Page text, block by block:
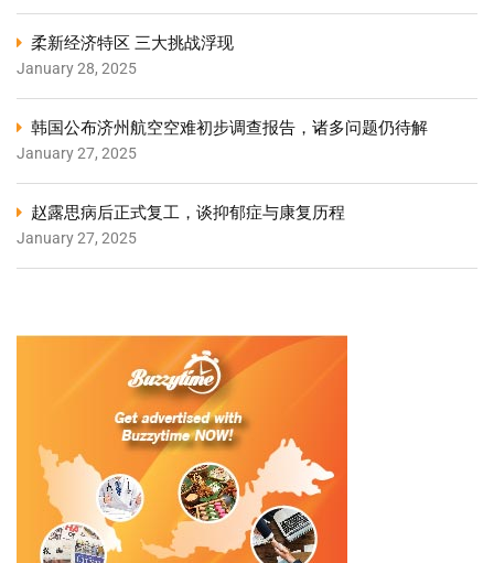
柔新经济特区 三大挑战浮现
January 28, 2025
韩国公布济州航空空难初步调查报告，诸多问题仍待解
January 27, 2025
赵露思病后正式复工，谈抑郁症与康复历程
January 27, 2025